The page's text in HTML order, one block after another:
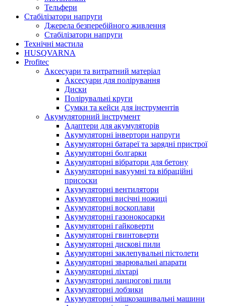
Тельфери
Стабілізатори напруги
Джерела безперебійного живлення
Стабілізатори напруги
Технічні мастила
HUSQVARNA
Profitec
Аксесуари та витратний матеріал
Аксесуари для полірування
Диски
Полірувальні круги
Сумки та кейси для інструментів
Акумуляторний інструмент
Адаптери для акумуляторів
Акумуляторні інвертори напруги
Акумуляторні батареї та зарядні пристрої
Акумуляторні болгарки
Акумуляторні вібратори для бетону
Акумуляторні вакуумні та вібраційні
присоски
Акумуляторні вентилятори
Акумуляторні висічні ножиці
Акумуляторні воскоплави
Акумуляторні газонокосарки
Акумуляторні гайковерти
Акумуляторні гвинтоверти
Акумуляторні дискові пили
Акумуляторні заклепувальні пістолети
Акумуляторні зварювальні апарати
Акумуляторні ліхтарі
Акумуляторні ланцюгові пили
Акумуляторні лобзики
Акумуляторні мішкозашивальні машини